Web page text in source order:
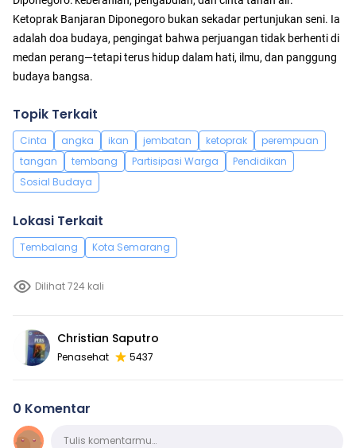
Ketoprak Banjaran Diponegoro bukan sekadar pertunjukan seni. Ia
adalah doa budaya, pengingat bahwa perjuangan tidak berhenti di
medan perang—tetapi terus hidup dalam hati, ilmu, dan panggung
budaya bangsa.
Topik Terkait
Cinta angka ikan jembatan ketoprak
perempuan
tangan
tembang Partisipasi Warga
Pendidikan
Sosial Budaya
Lokasi Terkait
Tembalang Kota Semarang
Dilihat 724 kali
Christian Saputro
Penasehat 5437
0 Komentar
KomentarTulis komentarmu…